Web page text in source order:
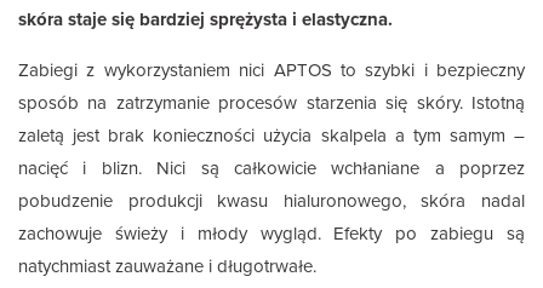
skóra staje się bardziej sprężysta i elastyczna.
Zabiegi z wykorzystaniem nici APTOS to szybki i bezpieczny
sposób na zatrzymanie procesów starzenia się skóry. Istotną
zaletą jest brak konieczności użycia skalpela a tym samym –
nacięć i blizn. Nici są całkowicie wchłaniane a poprzez
pobudzenie produkcji kwasu hialuronowego, skóra nadal
zachowuje świeży i młody wygląd. Efekty po zabiegu są
natychmiast zauważane i długotrwałe.